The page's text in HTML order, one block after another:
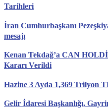
Tarihleri
İran Cumhurbaşkanı
mesajı
Kenan Tekdağ’a CAN
Kararı Verildi
Hazine 3 Ayda 1,369 Trilyon
Gelir İdaresi Başkanlığı,